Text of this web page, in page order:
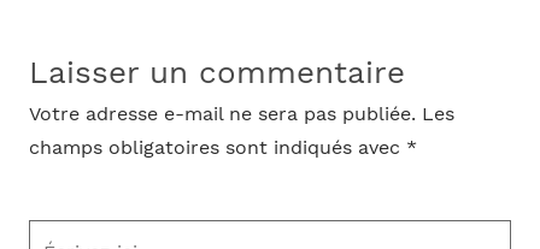
Laisser un commentaire
Votre adresse e-mail ne sera pas publiée. Les
champs obligatoires sont indiqués avec *
Écrivez